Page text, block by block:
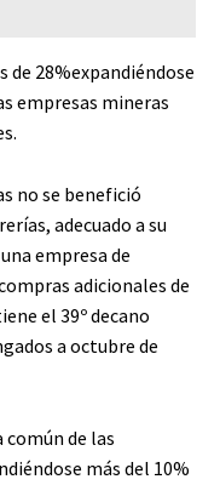
de 28%expandiéndose
empresas mineras
no se benefició
adecuado a su
empresa de
adicionales de
el 39º decano
a octubre de
común de las
más del 10%